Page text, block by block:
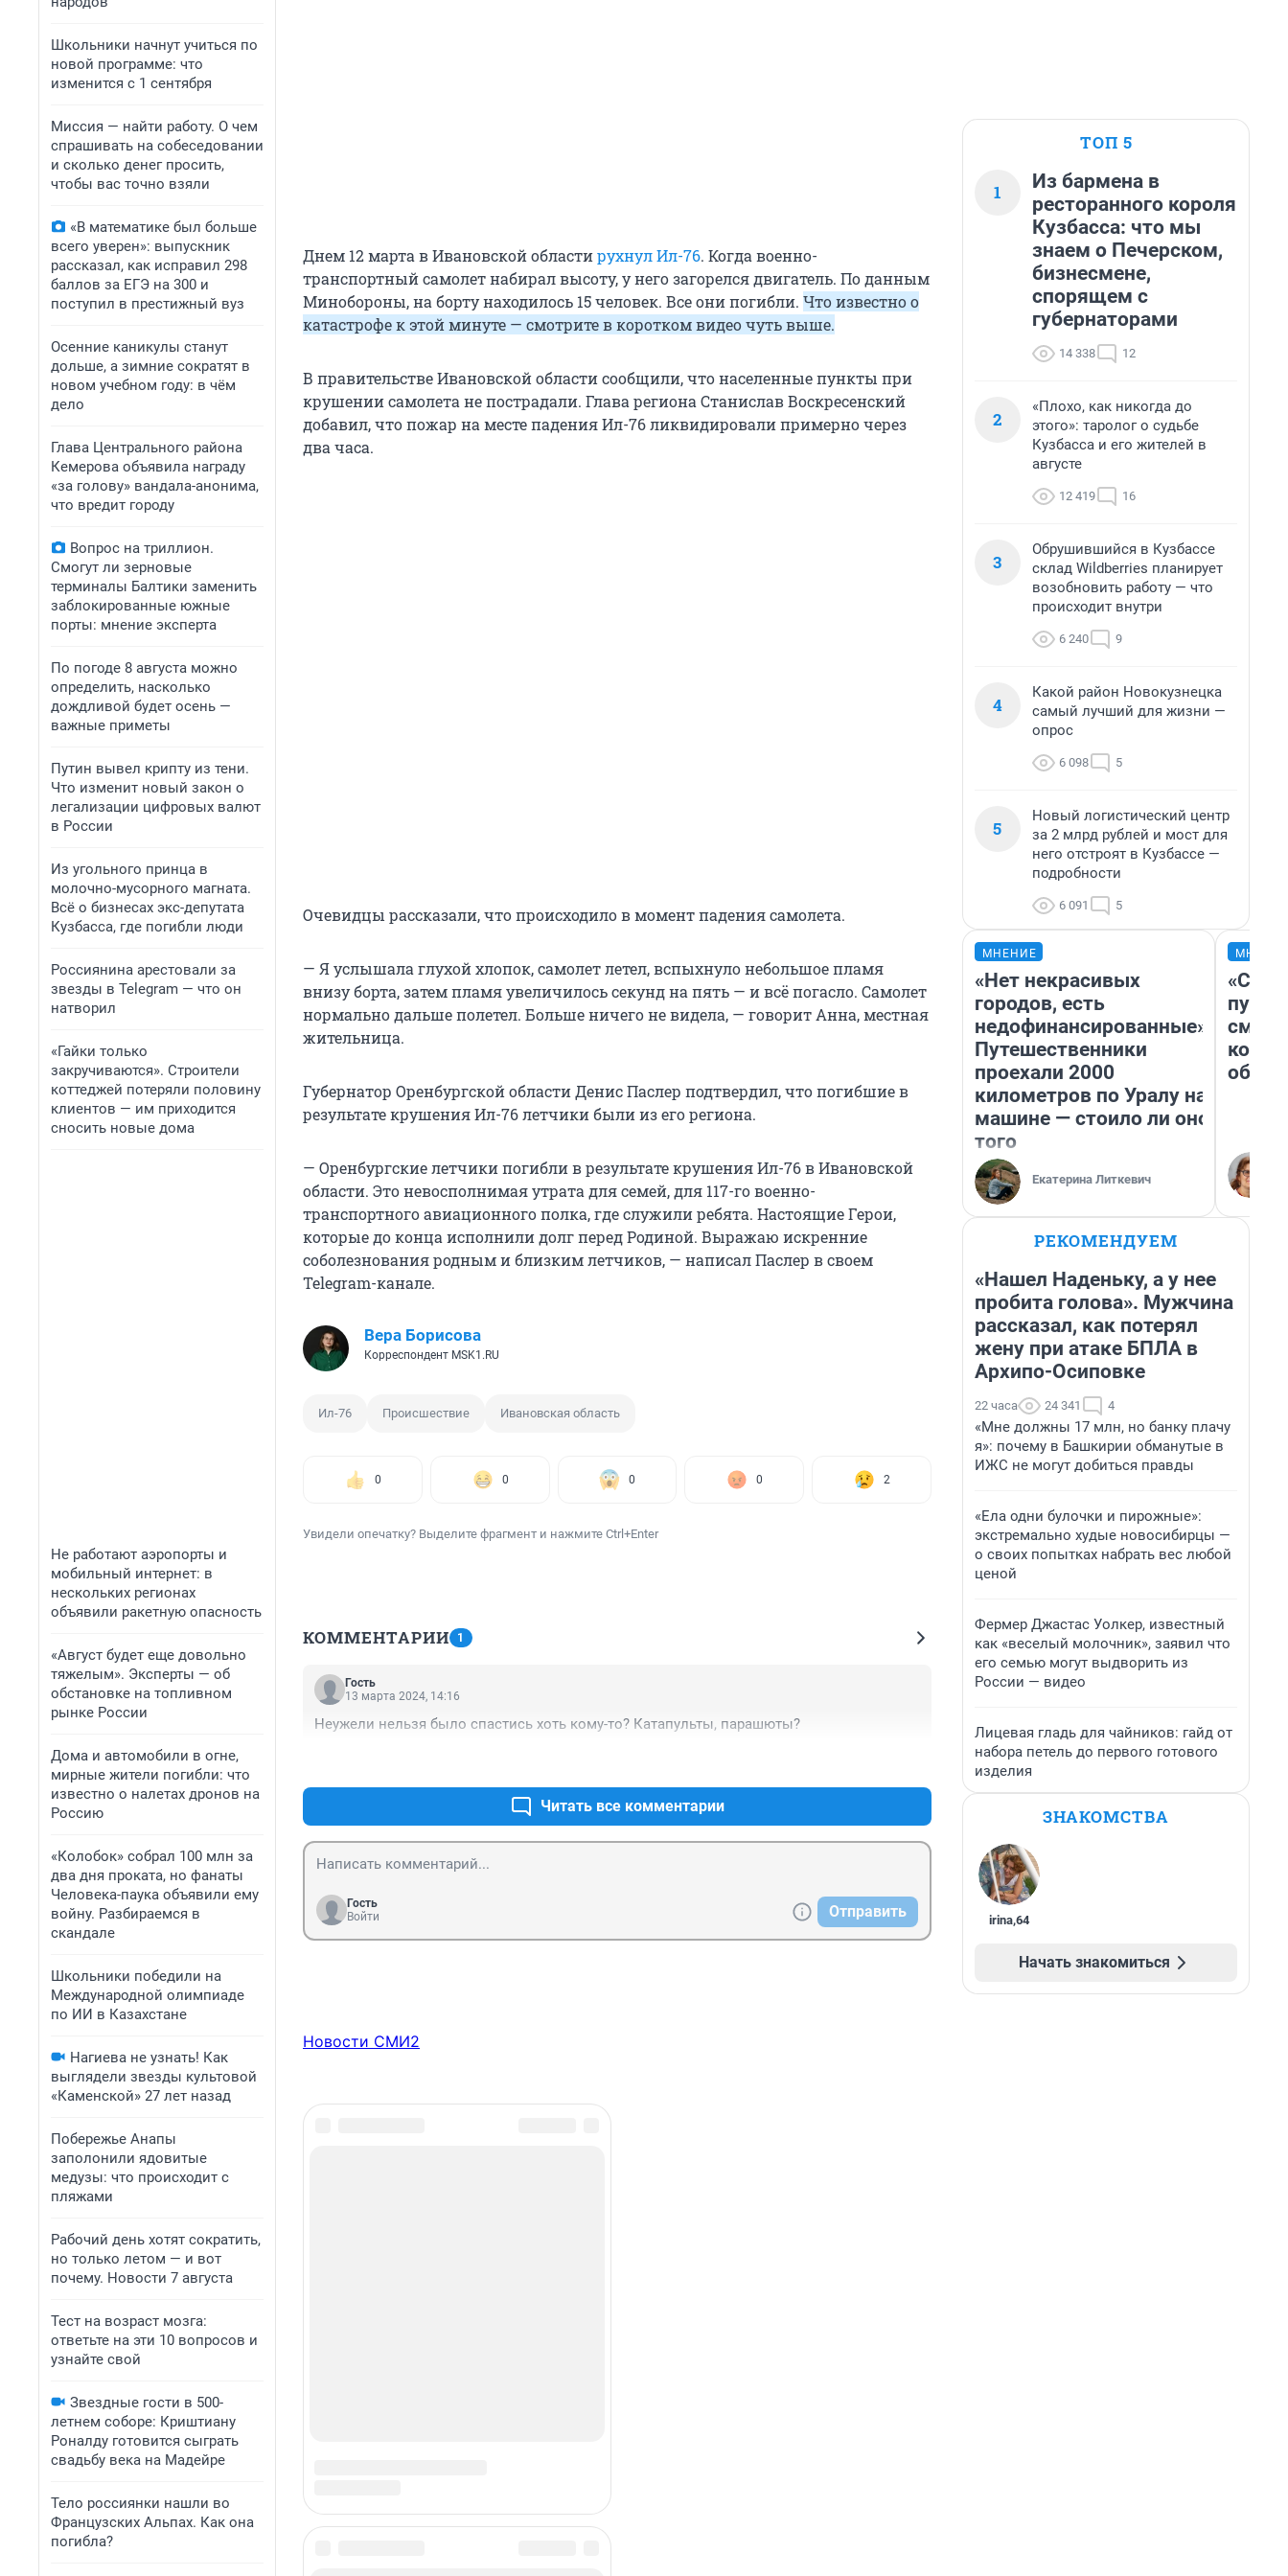
Школьники начнут учиться по
новой программе: что
изменится с 1 сентября
Миссия — найти работу. О чем
спрашивать на собеседовании
и сколько денег просить,
чтобы вас точно взяли
«В математике был больше
всего уверен»: выпускник
рассказал, как исправил 298
баллов за ЕГЭ на 300 и
поступил в престижный вуз
Осенние каникулы станут
дольше, а зимние сократят в
новом учебном году: в чём
дело
Глава Центрального района
Кемерова объявила награду
«за голову» вандала-анонима,
что вредит городу
Вопрос на триллион.
Смогут ли зерновые
терминалы Балтики заменить
заблокированные южные
порты: мнение эксперта
По погоде 8 августа можно
определить, насколько
дождливой будет осень —
важные приметы
Путин вывел крипту из тени.
Что изменит новый закон о
легализации цифровых валют
в России
Из угольного принца в
молочно-мусорного магната.
Всё о бизнесах экс-депутата
Кузбасса, где погибли люди
Россиянина арестовали за
звезды в Telegram — что он
натворил
«Гайки только
закручиваются». Строители
коттеджей потеряли половину
клиентов — им приходится
сносить новые дома
Не работают аэропорты и
мобильный интернет: в
нескольких регионах
объявили ракетную опасность
«Август будет еще довольно
тяжелым». Эксперты — об
обстановке на топливном
рынке России
Дома и автомобили в огне,
мирные жители погибли: что
известно о налетах дронов на
Россию
«Колобок» собрал 100 млн за
два дня проката, но фанаты
Человека-паука объявили ему
войну. Разбираемся в
скандале
Школьники победили на
Международной олимпиаде
по ИИ в Казахстане
Нагиева не узнать! Как
выглядели звезды культовой
«Каменской» 27 лет назад
Побережье Анапы
заполонили ядовитые
медузы: что происходит с
пляжами
Рабочий день хотят сократить,
но только летом — и вот
почему. Новости 7 августа
Тест на возраст мозга:
ответьте на эти 10 вопросов и
узнайте свой
Звездные гости в 500-
летнем соборе: Криштиану
Роналду готовится сыграть
свадьбу века на Мадейре
Тело россиянки нашли во
Французских Альпах. Как она
погибла?
Днем 12 марта в Ивановской областирухнул Ил-76. Когда военно-
транспортный самолет набирал высоту, у него загорелся двигатель. По данным
Минобороны, на борту находилось 15 человек. Все они погибли. Что известно о
катастрофе к этой минуте — смотрите в коротком видео чуть выше.
В правительстве Ивановской области сообщили, что населенные пункты при
крушении самолета не пострадали. Глава региона Станислав Воскресенский
добавил, что пожар на месте падения Ил-76 ликвидировали примерно через
два часа.
Очевидцы рассказали, что происходило в момент падения самолета.
— Я услышала глухой хлопок, самолет летел, вспыхнуло небольшое пламя
внизу борта, затем пламя увеличилось секунд на пять — и всё погасло. Самолет
нормально дальше полетел. Больше ничего не видела, — говорит Анна, местная
жительница.
Губернатор Оренбургской области Денис Паслер подтвердил, что погибшие в
результате крушения Ил-76 летчики были из его региона.
— Оренбургские летчики погибли в результате крушения Ил-76 в Ивановской
области. Это невосполнимая утрата для семей, для 117-го военно-
транспортного авиационного полка, где служили ребята. Настоящие Герои,
которые до конца исполнили долг перед Родиной. Выражаю искренние
соболезнования родным и близким летчиков, — написал Паслер в своем
Telegram-канале.
Вера Борисова
Корреспондент MSK1.RU
Ил-76 Происшествие Ивановская область
0 0 0 0 2
Увидели опечатку? Выделите фрагмент и нажмите Ctrl+Enter
КОММЕНТАРИИ 1
Гость
13 марта 2024, 14:16
Неужели нельзя было спастись хоть кому-то? Катапульты, парашюты?
Читать все комментарии
Гость
Войти
Отправить
Новости СМИ2
ТОП 5
1
Из бармена в
ресторанного короля
Кузбасса: что мы
знаем о Печерском,
бизнесмене,
спорящем с
губернаторами
14 338 12
2
«Плохо, как никогда до
этого»: таролог о судьбе
Кузбасса и его жителей в
августе
12 419 16
3
Обрушившийся в Кузбассе
склад Wildberries планирует
возобновить работу — что
происходит внутри
6 240 9
4
Какой район Новокузнецка
самый лучший для жизни —
опрос
6 098 5
5
Новый логистический центр
за 2 млрд рублей и мост для
него отстроят в Кузбассе —
подробности
6 091 5
МНЕНИЕ
«Нет некрасивых
городов, есть
недофинансированные».
Путешественники
проехали 2000
километров по Уралу на
машине — стоило ли оно
того
Екатерина Литкевич
РЕКОМЕНДУЕМ
«Нашел Наденьку, а у нее
пробита голова». Мужчина
рассказал, как потерял
жену при атаке БПЛА в
Архипо-Осиповке
22 часа 24 341 4
«Мне должны 17 млн, но банку плачу
я»: почему в Башкирии обманутые в
ИЖС не могут добиться правды
«Ела одни булочки и пирожные»:
экстремально худые новосибирцы —
о своих попытках набрать вес любой
ценой
Фермер Джастас Уолкер, известный
как «веселый молочник», заявил что
его семью могут выдворить из
России — видео
Лицевая гладь для чайников: гайд от
набора петель до первого готового
изделия
ЗНАКОМСТВА
irina,64
Начать знакомиться